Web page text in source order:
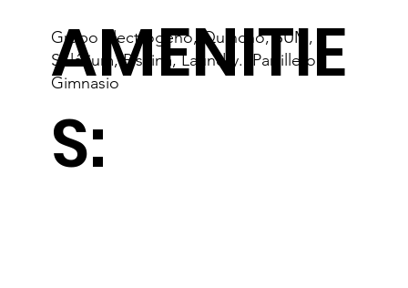
AMENITIE
S:
Grupo Electrógeno, Quincho, SUM,
Solárium, Piscina, Laundry., Parrillero,
Gimnasio